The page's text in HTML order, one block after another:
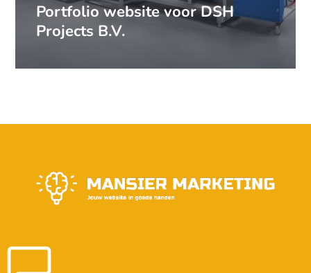
Portfolio website voor DSH
Projects B.V.